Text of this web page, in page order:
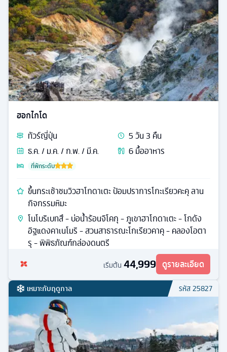
ฮอกไกโด
ทัวร์ญี่ปุ่น 5วัน3 คืน
ธ.ค. / ม.ค. / ก.พ. / มี.ค.
6มื้ออาหาร
ที่พักระดับ
ขึ้นกระเช้าชมวิวฮาโกดาเตะ ป้อมปราการโกะเรียวคะคุ ลาน
กิจกรรมหิมะ
โนโบริเบทสึ - บ่อน้ำร้อนจิโคกุ - ภูเขาฮาโกดาเตะ - โกดัง
อิฐแดงคาเนโมริ - สวนสาธารณะโกเรียวคาคุ - คลองโอตา
รุ - พิพิธภัณฑ์กล่องดนตรี
เริ่มต้น 44,999 ดูรายละเอียด
เหมาะกับฤดูกาล รหัส25827